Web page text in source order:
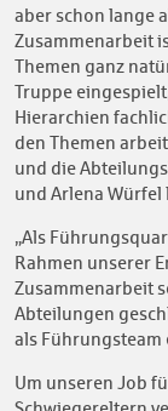
aber schon lange
Zusammenarbeit
Themen ganz
Truppe
Hierarchien
den Themen
und die
und Arlena Würfel
„Als
Rahmen unserer
Zusammenarbeit
Abteilungen
als Führungsteam
Um unseren Job